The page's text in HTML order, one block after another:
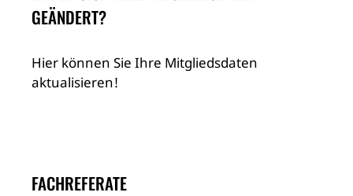
GEÄNDERT?
Hier können Sie Ihre Mitgliedsdaten
aktualisieren!
FACHREFERATE